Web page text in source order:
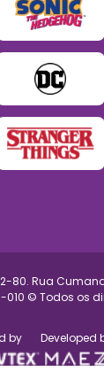
80. Rua
010 © Todos os
by Developed